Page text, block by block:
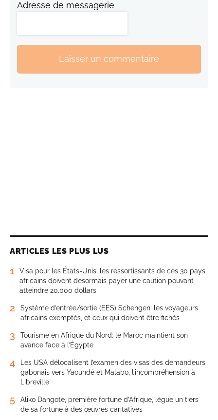
Adresse de messagerie
Laisser un commentaire
ARTICLES LES PLUS LUS
1
Visa pour les États-Unis: les ressortissants de ces 30 pays
africains doivent désormais payer une caution pouvant
atteindre 20.000 dollars
2
Système d’entrée/sortie (EES) Schengen: les voyageurs
africains exemptés, et ceux qui doivent être fichés
3
Tourisme en Afrique du Nord: le Maroc maintient son
avance face à l’Égypte
4
Les USA délocalisent l’examen des visas des demandeurs
gabonais vers Yaoundé et Malabo, l’incompréhension à
Libreville
5
Aliko Dangote, première fortune d’Afrique, lègue un tiers
de sa fortune à des œuvres caritatives